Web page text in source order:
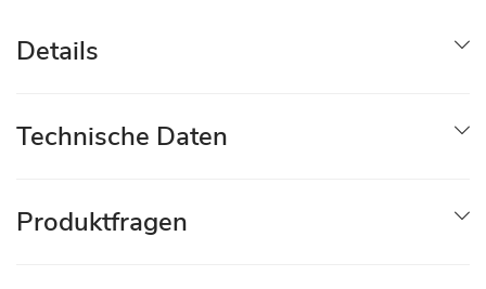
Details
Technische Daten
Produktfragen